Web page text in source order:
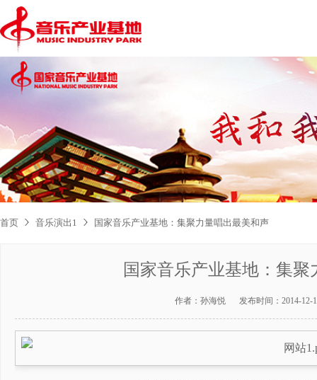
首页 音乐演出1 国家音乐产业基地：集聚力量唱出最美和声
国家音乐产业基地：集
作者： 孙海悦 发布时间： 2014-12-